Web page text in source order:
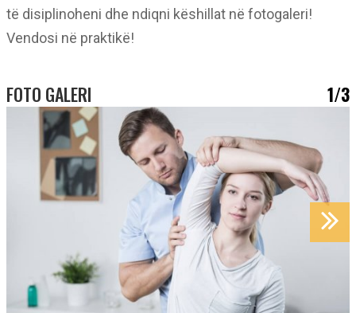
të disiplinoheni dhe ndiqni këshillat në fotogaleri!
Vendosi në praktikë!
FOTO GALERI 1/3